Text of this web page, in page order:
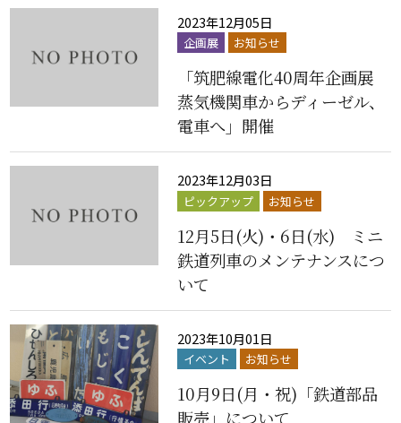
2023年12月05日
企画展 お知らせ
「筑肥線電化40周年企画展
蒸気機関車からディーゼル、
電車へ」開催
2023年12月03日
ピックアップ お知らせ
12月5日(火)・6日(水) ミニ
鉄道列車のメンテナンスにつ
いて
2023年10月01日
イベント お知らせ
10月9日(月・祝)「鉄道部品
販売」について